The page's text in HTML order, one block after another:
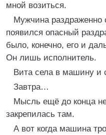
мной возиться.
Мужчина раздраженно
появился опасный
было, конечно, его и
Он лишь исполнитель.
Вита села в машину и
Завтра…
Мысль ещё до конца
закрепилась там.
А вот когда машина